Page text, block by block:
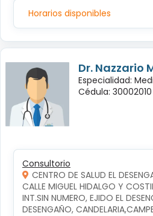
Horarios disponibles
Dr. Nazzario
Especialidad:
Cédula: 30002010
Consultorio
CENTRO DE SALUD EL
CALLE MIGUEL HIDALGO Y
INT.SIN NUMERO, EJIDO EL
DESENGAÑO,